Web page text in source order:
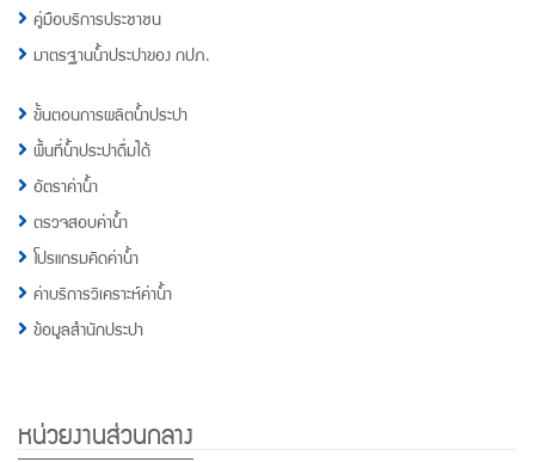
คู่มือบริการประชาชน
มาตรฐานน้ำประปาของ กปภ.
ขั้นตอนการผลิตน้ำประปา
พื้นที่น้ำประปาดื่มได้
อัตราค่าน้ำ
ตรวจสอบค่าน้ำ
โปรแกรมคิดค่าน้ำ
ค่าบริการวิเคราะห์ค่าน้ำ
ข้อมูลสำนักประปา
หน่วยงานส่วนกลาง